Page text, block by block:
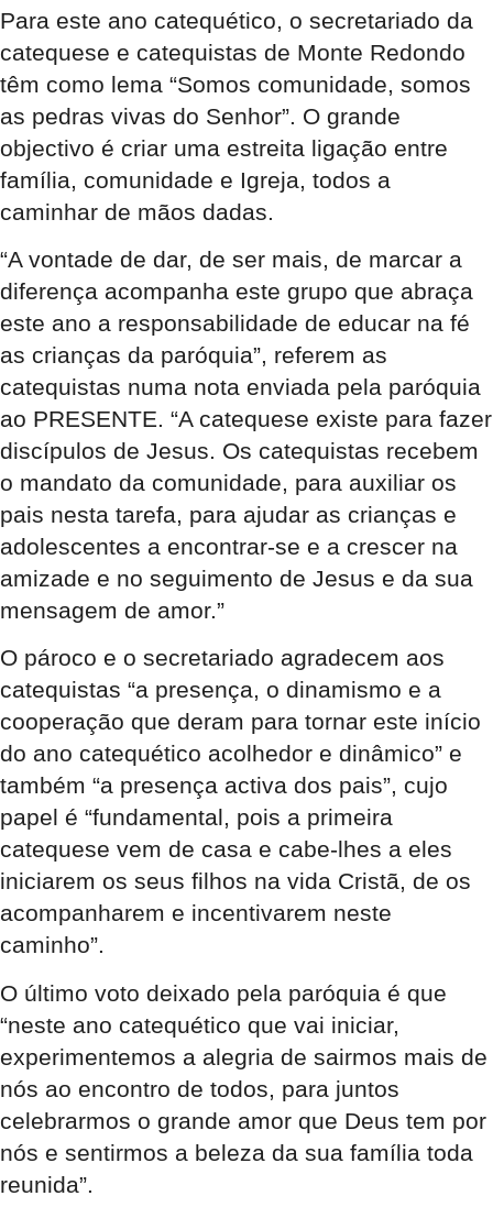
Para este ano catequético, o secretariado da
catequese e catequistas de Monte Redondo
têm como lema “Somos comunidade, somos
as pedras vivas do Senhor”. O grande
objectivo é criar uma estreita ligação entre
família, comunidade e Igreja, todos a
caminhar de mãos dadas.
“A vontade de dar, de ser mais, de marcar a
diferença acompanha este grupo que abraça
este ano a responsabilidade de educar na fé
as crianças da paróquia”, referem as
catequistas numa nota enviada pela paróquia
ao PRESENTE. “A catequese existe para fazer
discípulos de Jesus. Os catequistas recebem
o mandato da comunidade, para auxiliar os
pais nesta tarefa, para ajudar as crianças e
adolescentes a encontrar-se e a crescer na
amizade e no seguimento de Jesus e da sua
mensagem de amor.”
O pároco e o secretariado agradecem aos
catequistas “a presença, o dinamismo e a
cooperação que deram para tornar este início
do ano catequético acolhedor e dinâmico” e
também “a presença activa dos pais”, cujo
papel é “fundamental, pois a primeira
catequese vem de casa e cabe-lhes a eles
iniciarem os seus filhos na vida Cristã, de os
acompanharem e incentivarem neste
caminho”.
O último voto deixado pela paróquia é que
“neste ano catequético que vai iniciar,
experimentemos a alegria de sairmos mais de
nós ao encontro de todos, para juntos
celebrarmos o grande amor que Deus tem por
nós e sentirmos a beleza da sua família toda
reunida”.